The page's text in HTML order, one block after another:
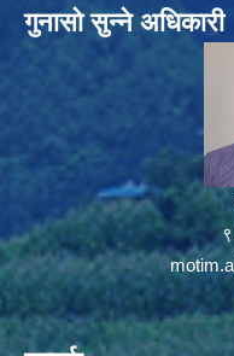
गुनासो सुन्ने अधिकारी